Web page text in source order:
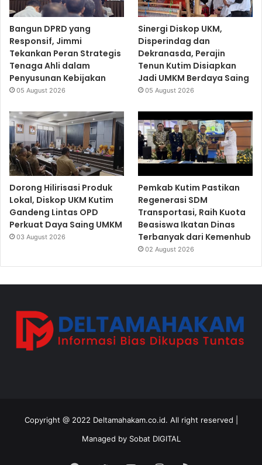
Bangun DPRD yang
Responsif, Jimmi
Tekankan Peran Strategis
Tenaga Ahli dalam
Penyusunan Kebijakan
05 August 2026
Sinergi Diskop UKM,
Disperindag dan
Dekranasda, Perajin
Tenun Kutim Disiapkan
Jadi UMKM Berdaya Saing
05 August 2026
Dorong Hilirisasi Produk
Lokal, Diskop UKM Kutim
Gandeng Lintas OPD
Perkuat Daya Saing UMKM
03 August 2026
Pemkab Kutim Pastikan
Regenerasi SDM
Transportasi, Raih Kuota
Beasiswa Ikatan Dinas
Terbanyak dari Kemenhub
02 August 2026
Copyright @ 2022 Deltamahakam.co.id. All right reserved |
Managed by Sobat DIGITAL